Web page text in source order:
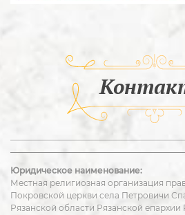
Юридическое наименование:
Местная религиозная организация
Покровской церкви села Петровичи
Рязанской области Рязанской